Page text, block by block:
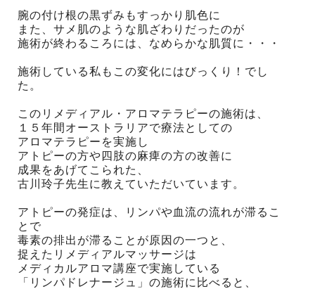
腕の付け根の黒ずみもすっかり肌色に
また、サメ肌のような肌ざわりだったのが
施術が終わるころには、なめらかな肌質に・・・
施術している私もこの変化にはびっくり！でし
た。
このリメディアル・アロマテラピーの施術は、
１５年間オーストラリアで療法としての
アロマテラピーを実施し
アトピーの方や四肢の麻痺の方の改善に
成果をあげてこられた、
古川玲子先生に教えていただいています。
アトピーの発症は、リンパや血流の流れが滞るこ
とで
毒素の排出が滞ることが原因の一つと、
捉えたリメディアルマッサージは
メディカルアロマ講座で実施している
「リンパドレナージュ」の施術に比べると、